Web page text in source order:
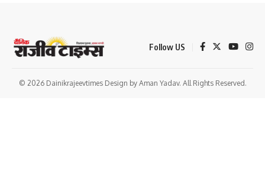
Follow US
© 2026 Dainikrajeevtimes Design by Aman Yadav. All Rights Reserved.